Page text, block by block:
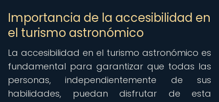
Importancia de la accesibilidad en
el turismo astronómico
La accesibilidad en el turismo astronómico es
fundamental para garantizar que todas las
personas, independientemente de sus
habilidades, puedan disfrutar de esta